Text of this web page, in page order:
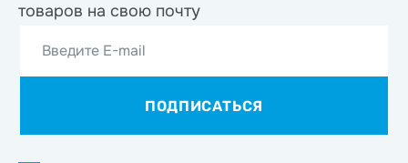
товаров на свою почту
Введите E-mail
ПОДПИСАТЬСЯ